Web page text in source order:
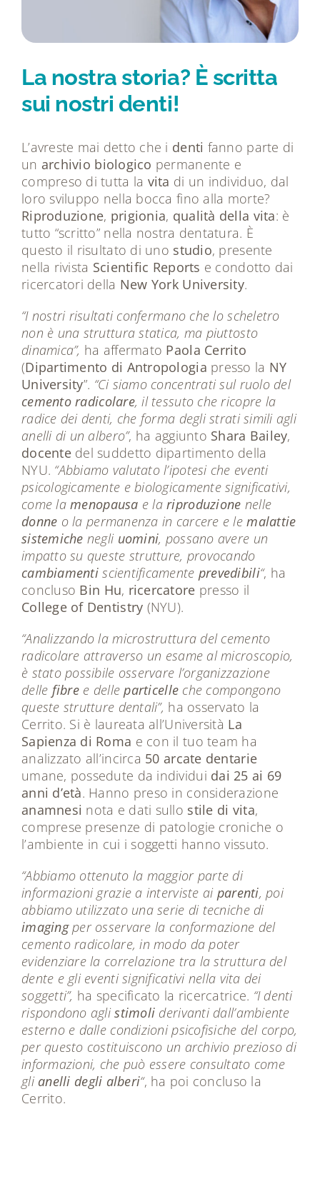
Magazine
Contatti
La nostra storia? È scritta
sui nostri denti!
L’avreste mai detto che i denti fanno parte di
un archivio biologico permanente e
compreso di tutta la vita di un individuo, dal
loro sviluppo nella bocca fino alla morte?
Riproduzione, prigionia, qualità della vita: è
tutto “scritto” nella nostra dentatura. È
questo il risultato di uno studio, presente
nella rivista Scientific Reports e condotto dai
ricercatori della New York University.
“I nostri risultati confermano che lo scheletro
non è una struttura statica, ma piuttosto
dinamica”, ha affermato Paola Cerrito
(Dipartimento di Antropologia presso la NY
University”. “Ci siamo concentrati sul ruolo del
cemento radicolare, il tessuto che ricopre la
radice dei denti, che forma degli strati simili agli
anelli di un albero”, ha aggiunto Shara Bailey,
docentedel suddetto dipartimento della
NYU. “Abbiamo valutato l’ipotesi che eventi
psicologicamente e biologicamente significativi,
come lamenopausa e lariproduzione nelle
donne o la permanenza in carcere e lemalattie
sistemiche negli uomini, possano avere un
impatto su queste strutture, provocando
cambiamentiscientificamente prevedibili“, ha
concluso Bin Hu, ricercatore presso il
College of Dentistry (NYU).
“Analizzando la microstruttura del cemento
radicolare attraverso un esame al microscopio,
è stato possibile osservare l’organizzazione
delle fibree delleparticelle che compongono
queste strutture dentali”, ha osservato la
Cerrito. Si è laureata all’Università La
Sapienza di Roma e con il tuo team ha
analizzato all’incirca 50 arcate dentarie
umane, possedute da individui dai 25 ai 69
anni d’età. Hanno preso in considerazione
anamnesi nota e dati sullo stile di vita,
comprese presenze di patologie croniche o
l’ambiente in cui i soggetti hanno vissuto.
“Abbiamo ottenuto la maggior parte di
informazioni grazie a interviste ai parenti, poi
abbiamo utilizzato una serie di tecniche di
imagingper osservare la conformazione del
cemento radicolare, in modo da poter
evidenziare la correlazione tra la struttura del
dente e gli eventi significativi nella vita dei
soggetti”, ha specificato la ricercatrice. “I denti
rispondono aglistimoli derivanti dall’ambiente
esterno e dalle condizioni psicofisiche del corpo,
per questo costituiscono un archivio prezioso di
informazioni, che può essere consultato come
gli anelli degli alberi“, ha poi concluso la
Cerrito.